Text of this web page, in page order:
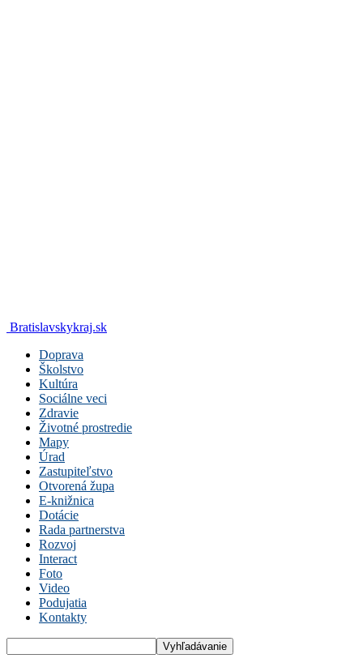
Bratislavskykraj.sk
Doprava
Školstvo
Kultúra
Sociálne veci
Zdravie
Životné prostredie
Mapy
Úrad
Zastupiteľstvo
Otvorená župa
E-knižnica
Dotácie
Rada partnerstva
Rozvoj
Interact
Foto
Video
Podujatia
Kontakty